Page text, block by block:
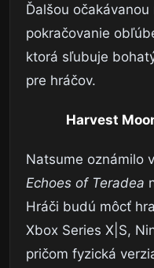
Ďalšou
pokračovanie
ktorá sľubuje
pre hráčov.
Harvest
Natsume oznámilo
Echoes of Teradea
Hráči budú môcť
Xbox Series X|S,
pričom fyzická